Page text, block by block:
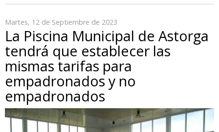
Martes, 12 de Septiembre de 2023
La Piscina Municipal de Astorga
tendrá que establecer las
mismas tarifas para
empadronados y no
empadronados